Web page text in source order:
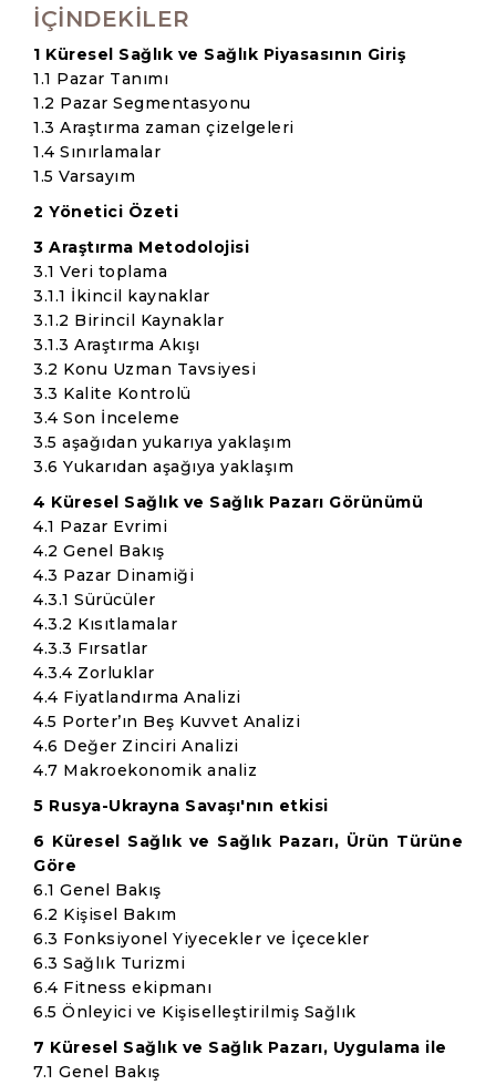
İÇINDEKILER
1 Küresel Sağlık ve Sağlık Piyasasının Giriş
1.1 Pazar Tanımı
1.2 Pazar Segmentasyonu
1.3 Araştırma zaman çizelgeleri
1.4 Sınırlamalar
1.5 Varsayım
2 Yönetici Özeti
3 Araştırma Metodolojisi
3.1 Veri toplama
3.1.1 İkincil kaynaklar
3.1.2 Birincil Kaynaklar
3.1.3 Araştırma Akışı
3.2 Konu Uzman Tavsiyesi
3.3 Kalite Kontrolü
3.4 Son İnceleme
3.5 aşağıdan yukarıya yaklaşım
3.6 Yukarıdan aşağıya yaklaşım
4 Küresel Sağlık ve Sağlık Pazarı Görünümü
4.1 Pazar Evrimi
4.2 Genel Bakış
4.3 Pazar Dinamiği
4.3.1 Sürücüler
4.3.2 Kısıtlamalar
4.3.3 Fırsatlar
4.3.4 Zorluklar
4.4 Fiyatlandırma Analizi
4.5 Porter’ın Beş Kuvvet Analizi
4.6 Değer Zinciri Analizi
4.7 Makroekonomik analiz
5 Rusya-Ukrayna Savaşı'nın etkisi
6 Küresel Sağlık ve Sağlık Pazarı, Ürün Türüne
Göre
6.1 Genel Bakış
6.2 Kişisel Bakım
6.3 Fonksiyonel Yiyecekler ve İçecekler
6.3 Sağlık Turizmi
6.4 Fitness ekipmanı
6.5 Önleyici ve Kişiselleştirilmiş Sağlık
7 Küresel Sağlık ve Sağlık Pazarı, Uygulama ile
7.1 Genel Bakış